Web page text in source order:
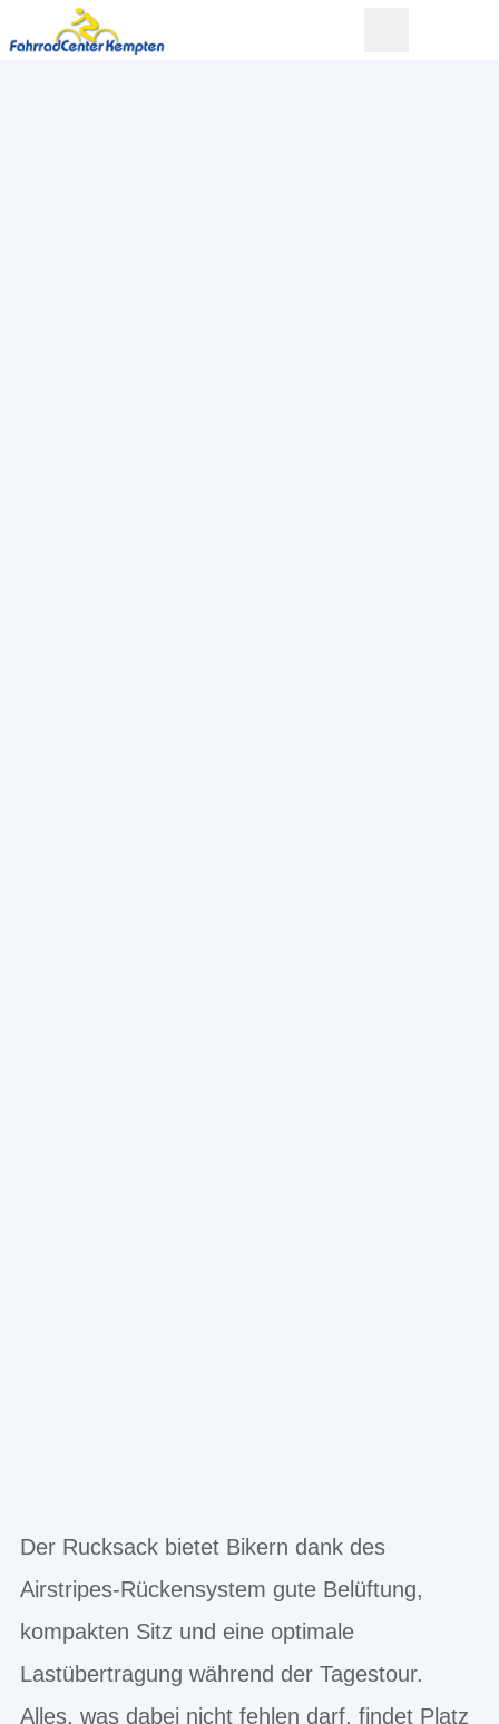
Der Rucksack bietet Bikern dank des
Airstripes-Rückensystem gute Belüftung,
kompakten Sitz und eine optimale
Lastübertragung während der Tagestour.
Alles, was dabei nicht fehlen darf, findet Platz